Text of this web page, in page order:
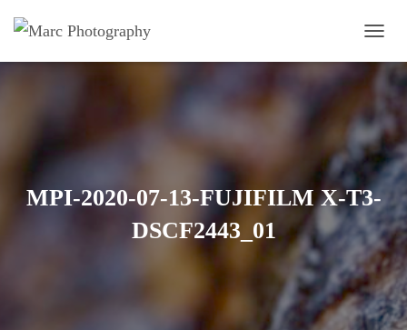
MPI-2020-07-13-FUJIFILM X-T3-
DSCF2443_01